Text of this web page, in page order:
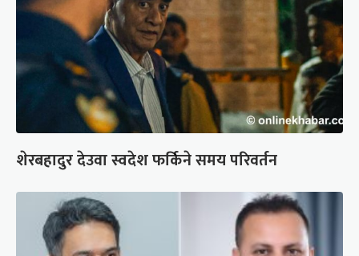
शेरबहादुर देउवा स्वदेश फर्किने समय परिवर्तन